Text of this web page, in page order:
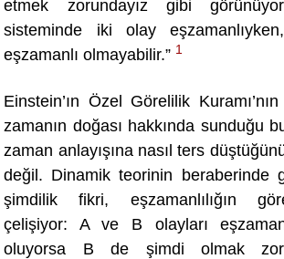
etmek zorundayız gibi
sisteminde iki olay
eşzamanlı olmayabilir.” 1
Einstein’ın Özel Görelilik
zamanın doğası hakkında sunduğu
zaman anlayışına nası l ters d
değil. Dinamik teorinin beraberinde
şimdilik fikri, eşzamanlılığın
çelişiyor: A ve B olayları
oluyorsa B de şimdi olmak